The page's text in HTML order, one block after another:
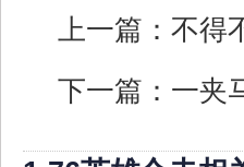
上一篇： 不得
下一篇： 一夹